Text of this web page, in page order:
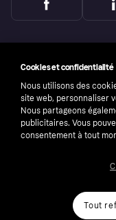
number: 556737-0431
Cookies et confidentialité
Nous utilisons des
site web, personnaliser
Nous partageons
publicitaires. Vous
consentement à tout
Tout